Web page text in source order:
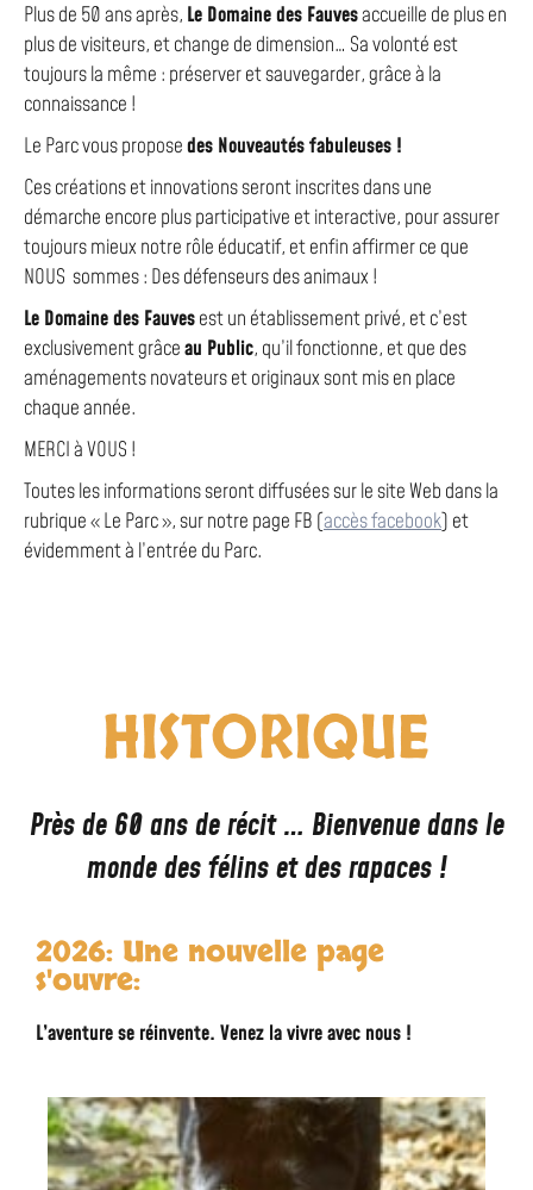
Plus de 50 ans après, Le Domaine des Fauvesaccueille de plus en
plus de visiteurs, et change de dimension… Sa volonté est
toujours la même : préserver et sauvegarder, grâce à la
connaissance !
Le Parc vous proposedes Nouveautés fabuleuses !
Ces créations et innovations seront inscrites dans une
démarche encore plus participative et interactive, pour assurer
toujours mieux notre rôle éducatif, et enfin affirmer ce que
NOUS sommes : Des défenseurs des animaux !
Le Domaine des Fauvesest un établissement privé, et c’est
exclusivement grâceau Public, qu’il fonctionne, et que des
aménagements novateurs et originaux sont mis en place
chaque année.
MERCI à VOUS !
Toutes les informations seront diffusées sur le site Web dans la
rubrique « Le Parc », sur notre page FB (accès facebook) et
évidemment à l’entrée du Parc.
HISTORIQUE
Près de 60 ans de récit … Bienvenue dans le
monde des félins et des rapaces !
2026: Une nouvelle page
s'ouvre:
L’aventure se réinvente. Venez la vivre avec nous !